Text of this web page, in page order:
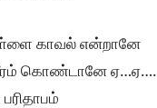
காவல் என்றானே
கொண்டானே ஏ…ஏ….